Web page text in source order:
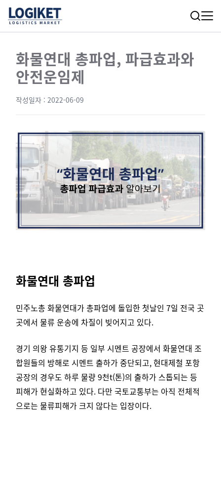
화물연대 총파업, 파급효과와
안전운임제
작성일자 : 2022-06-09
화물연대 총파업
민주노총 화물연대가 총파업에 돌입한 첫날인 7일 전국 곳
곳에서 물류 운송에 차질이 빚어지고 있다.
경기 의왕 유통기지 등 일부 시멘트 공장에서 화물연대 조
합원들의 방해로 시멘트 출하가 중단되고, 현대제철 포항
공장의 경우도 하루 물량 9천t(톤)의 출하가 스톱되는 등
피해가 현실화하고 있다. 다만 국토교통부는 아직 전체적
으로는 물류피해가 크지 않다는 입장이다.